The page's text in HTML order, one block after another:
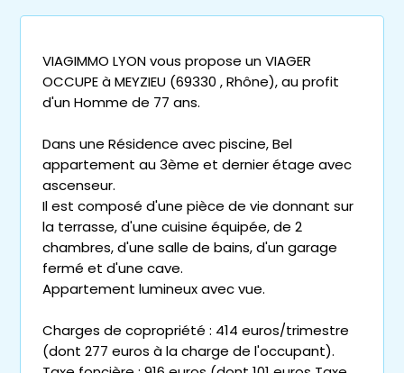
VIAGIMMO LYON vous propose un VIAGER
OCCUPE à MEYZIEU (69330 , Rhône), au profit
d'un Homme de 77 ans.
Dans une Résidence avec piscine, Bel
appartement au 3ème et dernier étage avec
ascenseur.
Il est composé d'une pièce de vie donnant sur
la terrasse, d'une cuisine équipée, de 2
chambres, d'une salle de bains, d'un garage
fermé et d'une cave.
Appartement lumineux avec vue.
Charges de copropriété : 414 euros/trimestre
(dont 277 euros à la charge de l'occupant).